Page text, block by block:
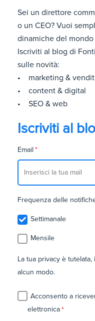
Sei un direttore
o un CEO? Vuoi
dinamiche del mondo
Iscriviti al blog di
sulle novità:
• marketing &
• content & digital
• SEO & web
Iscriviti al
Email *
Frequenza delle
Settimanale
Mensile
La tua privacy è
alcun modo.
Acconsento a
elettronica*